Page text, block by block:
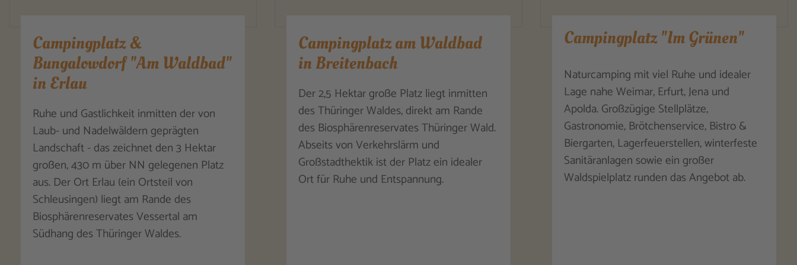
Campingplatz &
Bungalowdorf "Am Waldbad"
in Erlau
Ruhe und Gastlichkeit inmitten der von
Laub- und Nadelwäldern geprägten
Landschaft - das zeichnet den 3 Hektar
großen, 430 m über NN gelegenen Platz
aus. Der Ort Erlau (ein Ortsteil von
Schleusingen) liegt am Rande des
Biosphärenreservates Vessertal am
Südhang des Thüringer Waldes.
Campingplatz am Waldbad
in Breitenbach
Der 2,5 Hektar große Platz liegt inmitten
des Thüringer Waldes, direkt am Rande
des Biosphärenreservates Thüringer Wald.
Abseits von Verkehrslärm und
Großstadthektik ist der Platz ein idealer
Ort für Ruhe und Entspannung.
Campingplatz "Im Grünen"
Naturcamping mit viel Ruhe und idealer
Lage nahe Weimar, Erfurt, Jena und
Apolda. Großzügige Stellplätze,
Gastronomie, Brötchenservice, Bistro &
Biergarten, Lagerfeuerstellen, winterfeste
Sanitäranlagen sowie ein großer
Waldspielplatz runden das Angebot ab.